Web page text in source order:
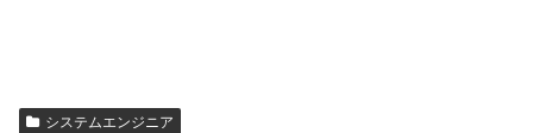
システムエンジニア